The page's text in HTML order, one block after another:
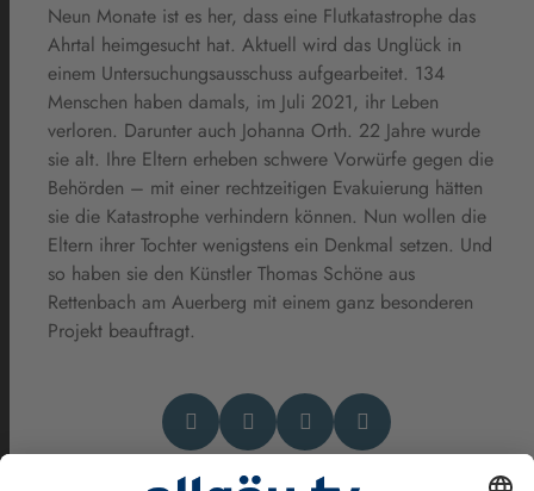
Neun Monate ist es her, dass eine Flutkatastrophe das
Ahrtal heimgesucht hat. Aktuell wird das Unglück in
einem Untersuchungsausschuss aufgearbeitet. 134
Menschen haben damals, im Juli 2021, ihr Leben
verloren. Darunter auch Johanna Orth. 22 Jahre wurde
sie alt. Ihre Eltern erheben schwere Vorwürfe gegen die
Behörden – mit einer rechtzeitigen Evakuierung hätten
sie die Katastrophe verhindern können. Nun wollen die
Eltern ihrer Tochter wenigstens ein Denkmal setzen. Und
so haben sie den Künstler Thomas Schöne aus
Rettenbach am Auerberg mit einem ganz besonderen
Projekt beauftragt.